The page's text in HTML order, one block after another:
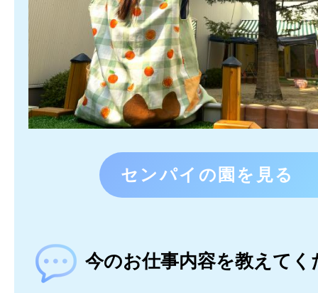
センパイの園を見る
今のお仕事内容を教えてく